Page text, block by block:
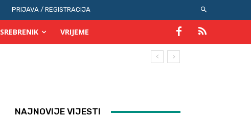
PRIJAVA / REGISTRACIJA
SREBRENIK VRIJEME
NAJNOVIJE VIJESTI